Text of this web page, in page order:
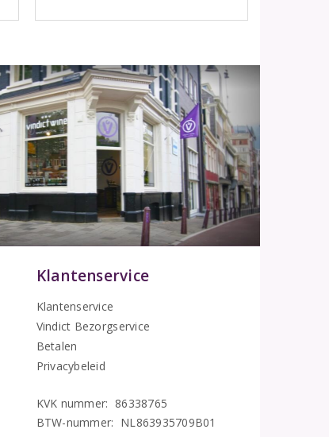
Klantenservice
Klantenservice
Vindict Bezorgservice
Betalen
Privacybeleid
KVK nummer: 86338765
BTW-nummer: NL863935709B01